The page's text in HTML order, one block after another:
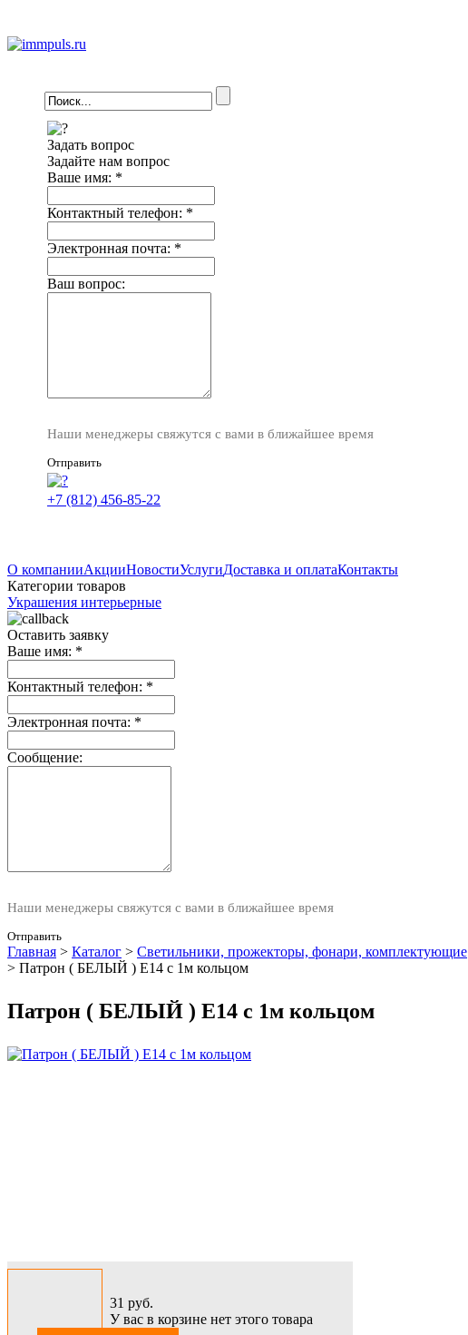
Задать вопрос
Задайте нам вопрос
Ваше имя: *
Контактный телефон: *
Электронная почта: *
Ваш вопрос:
Наши менеджеры свяжутся с вами в ближайшее время
Отправить
+7 (812) 456-85-22
О компанииАкцииНовостиУслугиДоставка и оплатаКонтакты
Категории товаров
Украшения интерьерные
Оставить заявку
Ваше имя: *
Контактный телефон: *
Электронная почта: *
Сообщение:
Наши менеджеры свяжутся с вами в ближайшее время
Отправить
Главная > Каталог > Светильники, прожекторы, фонари, комплектующие
> Патрон ( БЕЛЫЙ ) Е14 с 1м кольцом
Патрон ( БЕЛЫЙ ) Е14 с 1м кольцом
31 руб.
У вас в корзине нет этого товара